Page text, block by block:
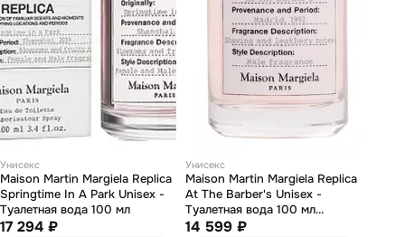
Унисекс
Maison Martin Margiela Replica
Springtime In A Park Unisex -
Туалетная вода 100 мл
17 294 ₽
Унисекс
Maison Martin Margiela Replica
At The Barber's Unisex -
Туалетная вода 100 мл
(тестер)
14 599 ₽